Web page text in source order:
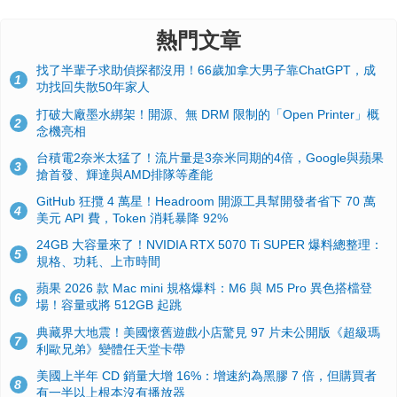
熱門文章
1
找了半輩子求助偵探都沒用！66歲加拿大男子靠ChatGPT，成
功找回失散50年家人
2
打破大廠墨水綁架！開源、無 DRM 限制的「Open Printer」概
念機亮相
3
台積電2奈米太猛了！流片量是3奈米同期的4倍，Google與蘋果
搶首發、輝達與AMD排隊等產能
4
GitHub 狂攬 4 萬星！Headroom 開源工具幫開發者省下 70 萬
美元 API 費，Token 消耗暴降 92%
5
24GB 大容量來了！NVIDIA RTX 5070 Ti SUPER 爆料總整理：
規格、功耗、上市時間
6
蘋果 2026 款 Mac mini 規格爆料：M6 與 M5 Pro 異色搭檔登
場！容量或將 512GB 起跳
7
典藏界大地震！美國懷舊遊戲小店驚見 97 片未公開版《超級瑪
利歐兄弟》變體任天堂卡帶
8
美國上半年 CD 銷量大增 16%：增速約為黑膠 7 倍，但購買者
有一半以上根本沒有播放器